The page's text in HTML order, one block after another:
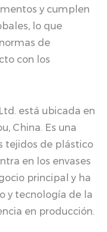
y cumplen
lo que
de
con los
está ubicada en
China. Es una
tejidos de plástico
en los envases
principal y ha
y tecnología de la
en producción.